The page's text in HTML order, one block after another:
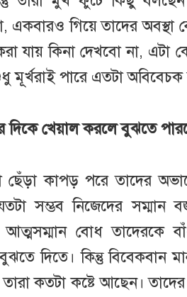
একবারও গিয়ে তাদের অবস্থা
যায় কিনা দেখবো না, এটা
মূর্খরাই পারে এতটা অবিবেচক
দিকে খেয়াল করলে বুঝতে
ছেঁড়া কাপড় পরে তাদের
সম্ভব নিজেদের সম্মান
বোধ তাদেরকে
দিতে। কিন্তু বিবেকবান
কতটা কষ্টে আছেন। তাদের